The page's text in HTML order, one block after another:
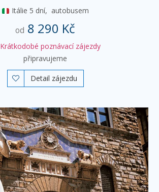
Itálie 5 dní, autobusem
od 8 290 Kč
Krátkodobé poznávací zájezdy
připravujeme
 Detail zájezdu